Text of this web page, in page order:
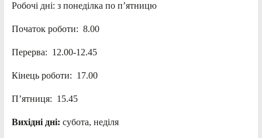
Робочі дні: з понеділка по п’ятницю
Початок роботи: 8.00
Перерва: 12.00-12.45
Кінець роботи: 17.00
П’ятниця: 15.45
Вихідні дні: субота, неділя